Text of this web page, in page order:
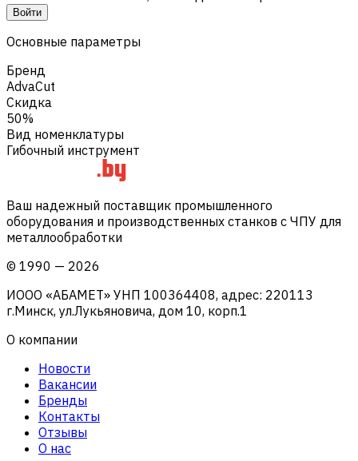
Войти
Основные параметры
Бренд
AdvaCut
Скидка
50%
Вид номенклатуры
Гибочный инструмент
Ваш надежный поставщик промышленного
оборудования и производственных станков с ЧПУ для
металлообработки
© 1990 — 2026
ИООО «АБАМЕТ» УНП 100364408, адрес: 220113
г.Минск, ул.Лукьяновича, дом 10, корп.1
О компании
Новости
Вакансии
Бренды
Контакты
Отзывы
О нас